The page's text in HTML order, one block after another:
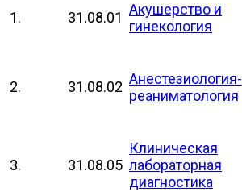
1. 31.08.01 Акушерство и
гинекология
2. 31.08.02 Анестезиология-
реаниматология
3. 31.08.05
Клиническая
лабораторная
диагностика